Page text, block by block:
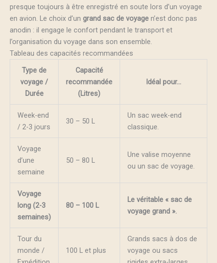
presque toujours à être enregistré en soute lors d’un voyage
en avion. Le choix d’un grand sac de voyage n’est donc pas
anodin : il engage le confort pendant le transport et
l’organisation du voyage dans son ensemble.
Tableau des capacités recommandées
Type de
voyage /
Durée
Capacité
recommandée
(Litres)
Idéal pour…
Week-end
/ 2-3 jours
30 – 50 L
Un sac week-end
classique.
Voyage
d’une
semaine
50 – 80 L
Une valise moyenne
ou un sac de voyage.
Voyage
long (2-3
semaines)
80 – 100 L
Le véritable « sac de
voyage grand ».
Tour du
monde /
100 L et plus
Grands sacs à dos de
voyage ou sacs